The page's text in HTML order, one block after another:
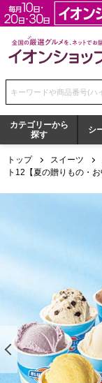
全国の厳選グルメ
検索キーワードまたは商
カテゴリーから
探す
シ
トップ スイーツ
ト12【夏の贈りもの・
前の画像を表示す